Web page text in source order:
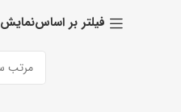
فیلتر بر اساسنمایش